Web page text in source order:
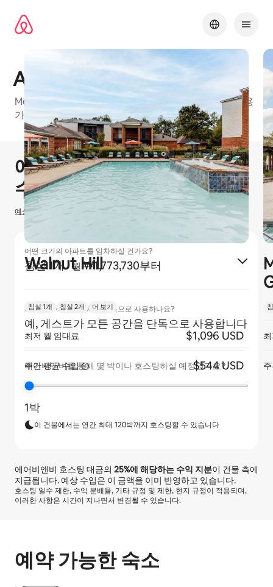
바로가기
Arbors River Oaks
Memphis에 있는 에어비앤비 프렌들리 아파트 건물, 이용
가능한 유형: 침실 1개, 침실 2개 및 침실 3개
0개 중 0개 표시됨
1 / 30
에어비앤비 호스팅으로₩0
수입을 올리실 수 있습니다
예상 호스팅 수입을 산정하는 방법
어떤 크기의 아파트를 임차하실 건가요?
침실 1개·월 ₩1,773,730부터
게스트가 아파트 전체를 단독으로 사용하나요?
예, 게스트가 모든 공간을 단독으로 사용합니다
에어비앤비를 통해 몇 박이나 호스팅하실 예정인가요?
1박
이 건물에서는 연간 최대 120박까지 호스팅할 수 있습니다
에어비앤비 호스팅 대금의 25%에 해당하는 수익 지분이 건물 측에
지급됩니다. 예상 수입은 이 금액을 이미 반영하고 있습니다.
호스팅 일수 제한, 수익 분배율, 기타 규정 및 제한, 현지 규정이 적용되며,
이러한 사항은 시간이 지나면서 변경될 수 있습니다.
예약 가능한 숙소
Walnut Hill
침실 1개 침실 2개 더 보기
최저 월 임대료 $1,096 USD
주간 평균수입 $544 USD